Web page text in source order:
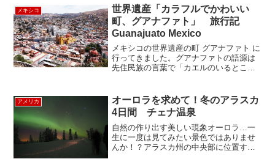
が全体が見えるのはニュージャージー側
からです。（7月4日の独...
メキシコ
世界遺産「カラフルでかわいい
町、グアナファト」 旅行記
Guanajuato Mexico
メキシコの世界遺産の町 グアナファト に
行ってきました。グアナファトの語源は
先住民族の言葉で「カエルのいるとこ
り、標高は約２０００ｍ。周りを丘に囲
まれ、すり鉢状に...
アメリカ
オーロラを求めて！冬のアラスカ
4日間 チェナ温泉
自然の作り出す美しい現象オーロラ…一
生に一度は見てみたい景色ではありませ
んか！？アラスカ州の中央部に位置する